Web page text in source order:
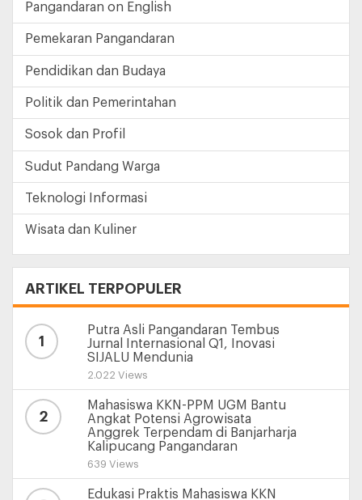
Pangandaran on English
Pemekaran Pangandaran
Pendidikan dan Budaya
Politik dan Pemerintahan
Sosok dan Profil
Sudut Pandang Warga
Teknologi Informasi
Wisata dan Kuliner
ARTIKEL TERPOPULER
1
Putra Asli Pangandaran Tembus
Jurnal Internasional Q1, Inovasi
SIJALU Mendunia
2.022 Views
2
Mahasiswa KKN-PPM UGM Bantu
Angkat Potensi Agrowisata
Anggrek Terpendam di Banjarharja
Kalipucang Pangandaran
639 Views
Edukasi Praktis Mahasiswa KKN